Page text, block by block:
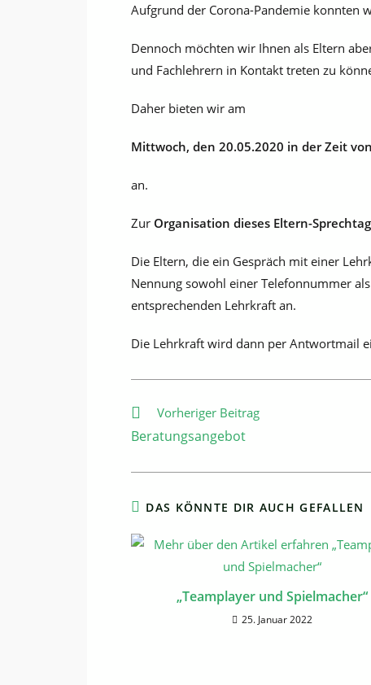
Aufgrund der Corona-Pandemie konnten
Dennoch möchten wir Ihnen als Eltern
und Fachlehrern in Kontakt treten zu
Daher bieten wir am
Mittwoch, den 20.05.2020 in der Zeit
an.
Zur Organisation dieses Eltern-
Die Eltern, die ein Gespräch mit einer
Nennung sowohl einer Telefonnummer
entsprechenden Lehrkraft an.
Die Lehrkraft wird dann per Antwortmail
Weitere
ansehen
Vorheriger Beitrag
Beratungsangebot
DAS KÖNNTE DIR AUCH GEFALLEN
„Teamplayer und Spielmacher“
25. Januar 2022